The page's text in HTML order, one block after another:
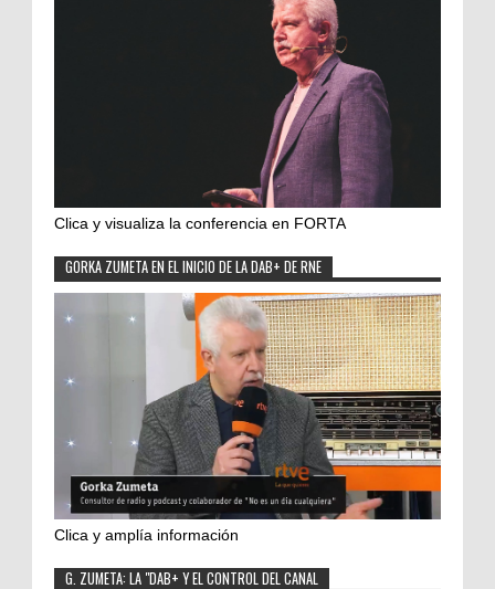
Clica y visualiza la conferencia en FORTA
GORKA ZUMETA EN EL INICIO DE LA DAB+ DE RNE
Clica y amplía información
G. ZUMETA: LA "DAB+ Y EL CONTROL DEL CANAL